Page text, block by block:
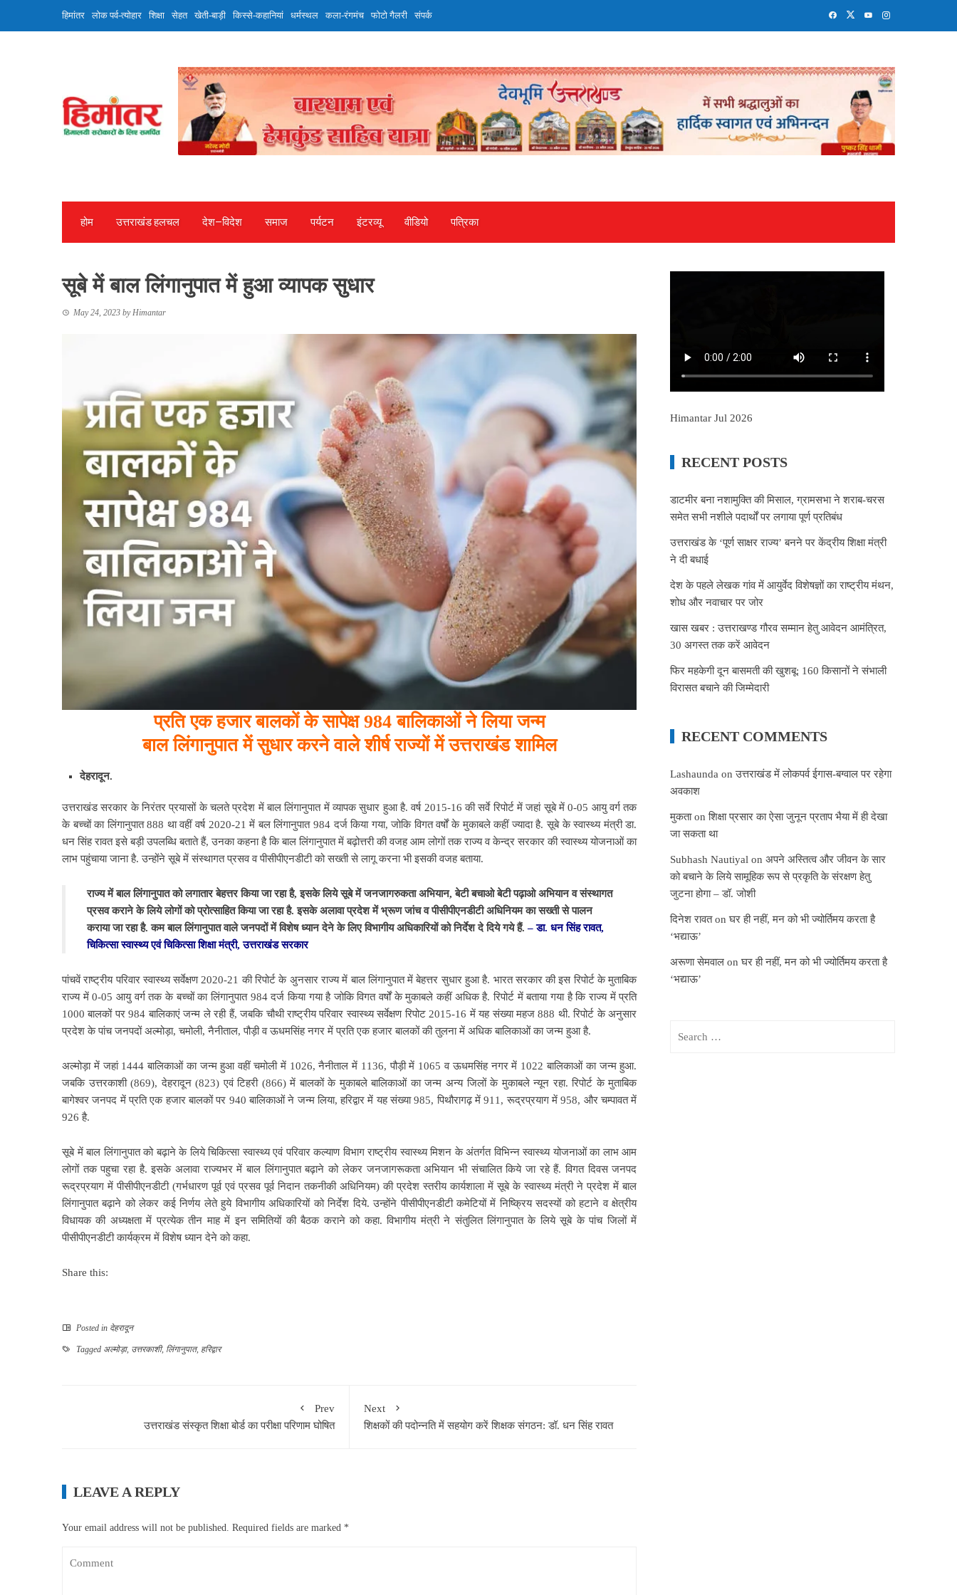
हिमांतर लोक पर्व-त्योहार शिक्षा सेहत खेती-बाड़ी किस्से-कहानियां धर्मस्थल कला-रंगमंच फोटो गैलरी संपर्क
होम उत्तराखंड हलचल देश—विदेश समाज पर्यटन इंटरव्‍यू वीडियो पत्रिका
सूबे में बाल लिंगानुपात में हुआ व्यापक सुधार
May 24, 2023 byHimantar
प्रति एक हजार बालकों के सापेक्ष 984 बालिकाओं ने लिया जन्म
बाल लिंगानुपात में सुधार करने वाले शीर्ष राज्यों में उत्तराखंड शामिल
देहरादून.
उत्तराखंड सरकार के निरंतर प्रयासों के चलते प्रदेश में बाल लिंगानुपात में व्यापक सुधार हुआ है. वर्ष 2015-16 की सर्वे रिपोर्ट में जहां सूबे में 0-05 आयु वर्ग तक
के बच्चों का लिंगानुपात 888 था वहीं वर्ष 2020-21 में बल लिंगानुपात 984 दर्ज किया गया, जोकि विगत वर्षों के मुकाबले कहीं ज्यादा है. सूबे के स्वास्थ्य मंत्री डा.
धन सिंह रावत इसे बड़ी उपलब्धि बताते हैं, उनका कहना है कि बाल लिंगानुपात में बढ़ोत्तरी की वजह आम लोगों तक राज्य व केन्द्र सरकार की स्वास्थ्य योजनाओं का
लाभ पहुंचाया जाना है. उन्होंने सूबे में संस्थागत प्रसव व पीसीपीएनडीटी को सख्ती से लागू करना भी इसकी वजह बताया.
राज्य में बाल लिंगानुपात को लगातार बेहत्तर किया जा रहा है, इसके लिये सूबे में जनजागरुकता अभियान, बेटी बचाओ बेटी पढ़ाओ अभियान व संस्थागत
प्रसव कराने के लिये लोगों को प्रोत्साहित किया जा रहा है. इसके अलावा प्रदेश में भ्रूण जांच व पीसीपीएनडीटी अधिनियम का सख्ती से पालन
कराया जा रहा है. कम बाल लिंगानुपात वाले जनपदों में विशेष ध्यान देने के लिए विभागीय अधिकारियों को निर्देश दे दिये गये हैं.– डा. धन सिंह रावत,
चिकित्सा स्वास्थ्य एवं चिकित्सा शिक्षा मंत्री, उत्तराखंड सरकार
पांचवें राष्ट्रीय परिवार स्वास्थ्य सर्वेक्षण 2020-21 की रिपोर्ट के अुनसार राज्य में बाल लिंगानुपात में बेहत्तर सुधार हुआ है. भारत सरकार की इस रिपोर्ट के मुताबिक
राज्य में 0-05 आयु वर्ग तक के बच्चों का लिंगानुपात 984 दर्ज किया गया है जोकि विगत वर्षों के मुकाबले कहीं अधिक है. रिपोर्ट में बताया गया है कि राज्य में प्रति
1000 बालकों पर 984 बालिकाएं जन्म ले रही हैं, जबकि चौथी राष्ट्रीय परिवार स्वास्थ्य सर्वेक्षण रिपोट 2015-16 में यह संख्या महज 888 थी. रिपोर्ट के अनुसार
प्रदेश के पांच जनपदों अल्मोड़ा, चमोली, नैनीताल, पौड़ी व ऊधमसिंह नगर में प्रति एक हजार बालकों की तुलना में अधिक बालिकाओं का जन्म हुआ है.
अल्मोड़ा में जहां 1444 बालिकाओं का जन्म हुआ वहीं चमोली में 1026, नैनीताल में 1136, पौड़ी में 1065 व ऊधमसिंह नगर में 1022 बालिकाओं का जन्म हुआ.
जबकि उत्तरकाशी (869), देहरादून (823) एवं टिहरी (866) में बालकों के मुकाबले बालिकाओं का जन्म अन्य जिलों के मुकाबले न्यून रहा. रिपोर्ट के मुताबिक
बागेश्वर जनपद में प्रति एक हजार बालकों पर 940 बालिकाओं ने जन्म लिया, हरिद्वार में यह संख्या 985, पिथौरागढ़ में 911, रूद्रप्रयाग में 958, और चम्पावत में
926 है.
सूबे में बाल लिंगानुपात को बढ़ाने के लिये चिकित्सा स्वास्थ्य एवं परिवार कल्याण विभाग राष्ट्रीय स्वास्थ्य मिशन के अंतर्गत विभिन्न स्वास्थ्य योजनाओं का लाभ आम
लोगों तक पहुचा रहा है. इसके अलावा राज्यभर में बाल लिंगानुपात बढ़ाने को लेकर जनजागरूकता अभियान भी संचालित किये जा रहे हैं. विगत दिवस जनपद
रूद्रप्रयाग में पीसीपीएनडीटी (गर्भधारण पूर्व एवं प्रसव पूर्व निदान तकनीकी अधिनियम) की प्रदेश स्तरीय कार्यशाला में सूबे के स्वास्थ्य मंत्री ने प्रदेश में बाल
लिंगानुपात बढ़ाने को लेकर कई निर्णय लेते हुये विभागीय अधिकारियों को निर्देश दिये. उन्होंने पीसीपीएनडीटी कमेटियों में निष्क्रिय सदस्यों को हटाने व क्षेत्रीय
विधायक की अध्यक्षता में प्रत्येक तीन माह में इन समितियों की बैठक कराने को कहा. विभागीय मंत्री ने संतुलित लिंगानुपात के लिये सूबे के पांच जिलों में
पीसीपीएनडीटी कार्यक्रम में विशेष ध्यान देने को कहा.
Share this:
Posted in देहरादून
Tagged अल्मोड़ा, उत्तरकाशी, लिंगानुपात, हरिद्वार
Prev
उत्तराखंड संस्कृत शिक्षा बोर्ड का परीक्षा परिणाम घोषित
Next
शिक्षकों की पदोन्नति में सहयोग करें शिक्षक संगठन: डॉ. धन सिंह रावत
LEAVE A REPLY
Your email address will not be published. Required fields are marked *
Himantar Jul 2026
RECENT POSTS
डाटमीर बना नशामुक्ति की मिसाल, ग्रामसभा ने शराब-चरस
समेत सभी नशीले पदार्थों पर लगाया पूर्ण प्रतिबंध
उत्तराखंड के ‘पूर्ण साक्षर राज्य’ बनने पर केंद्रीय शिक्षा मंत्री
ने दी बधाई
देश के पहले लेखक गांव में आयुर्वेद विशेषज्ञों का राष्ट्रीय मंथन,
शोध और नवाचार पर जोर
खास खबर : उत्तराखण्ड गौरव सम्मान हेतु आवेदन आमंत्रित,
30 अगस्त तक करें आवेदन
फिर महकेगी दून बासमती की खुशबू: 160 किसानों ने संभाली
विरासत बचाने की जिम्मेदारी
RECENT COMMENTS
Lashaunda onउत्तराखंड में लोकपर्व ईगास-बग्वाल पर रहेगा
अवकाश
मुकताonशिक्षा प्रसार का ऐसा जुनून प्रताप भैया में ही देखा
जा सकता था
Subhash Nautiyal onअपने अस्तित्व और जीवन के सार
को बचाने के लिये सामूहिक रूप से प्रकृति के संरक्षण हेतु
जुटना होगा – डॉ. जोशी
दिनेश रावतonघर ही नहीं, मन को भी ज्योर्तिमय करता है
‘भद्याऊ’
अरूणा सेमवाल onघर ही नहीं, मन को भी ज्योर्तिमय करता है
‘भद्याऊ’